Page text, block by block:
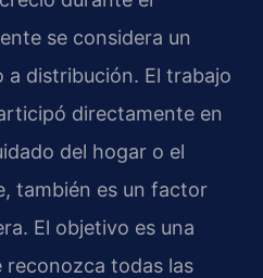
se considera un
a distribución. El trabajo
directamente en
del hogar o el
también es un factor
El objetivo es una
reconozca todas las